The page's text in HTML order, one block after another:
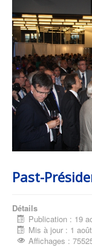
Past-
Détails
Publication : 19
Mis à jour : 1
Affichages :